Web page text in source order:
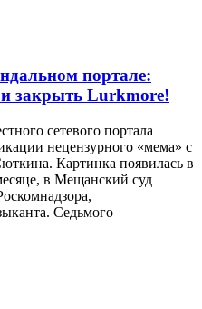
портале:
и закрыть Lurkmore!
сетевого портала
нецензурного «мема» с
Картинка появилась в
в Мещанский суд
Седьмого